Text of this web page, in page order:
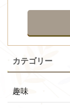
カテゴリー
趣味